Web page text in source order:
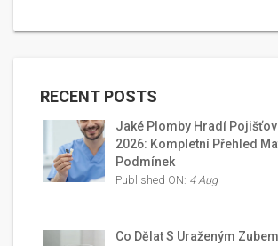
RECENT POSTS
Jaké Plomby Hradí
2026: Kompletní Přehled
Podmínek
Published ON: 4 Aug
Co Dělat S Uraženým